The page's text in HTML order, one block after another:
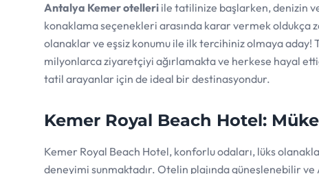
Antalya Kemer otelleri ile tatilinize başlarken, denizin
konaklama seçenekleri arasında karar vermek oldukça
olanaklar ve eşsiz konumu ile ilk tercihiniz olmaya aday!
milyonlarca ziyaretçiyi ağırlamakta ve herkese hayal
tatil arayanlar için de ideal bir destinasyondur.
Kemer Royal Beach Hotel:
Kemer Royal Beach Hotel, konforlu odaları, lüks
deneyimi sunmaktadır. Otelin plajında güneşlenebilir ve